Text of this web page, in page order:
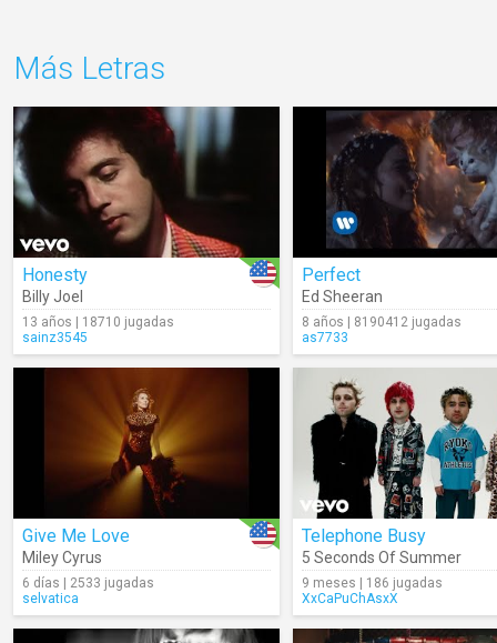
Más Letras
Honesty
Billy Joel
13 años | 18710 jugadas
sainz3545
Perfect
Ed Sheeran
8 años | 8190412 jugadas
as7733
Give Me Love
Miley Cyrus
6 días | 2533 jugadas
selvatica
Telephone Busy
5 Seconds Of Summer
9 meses | 186 jugadas
XxCaPuChAsxX